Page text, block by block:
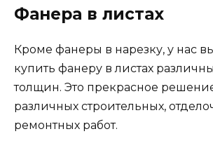
Фанера в листах
Кроме фанеры в нарезку, у нас
купить фанеру в листах
толщин. Это прекрасное
различных строительных,
ремонтных работ.